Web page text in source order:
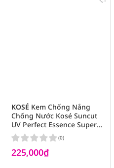
KOSÉ Kem Chống Nắng
Chống Nước Kosé Suncut
UV Perfect Essence Super
Water Proof SPF50+ PA++++
80g
225,000₫
(0)